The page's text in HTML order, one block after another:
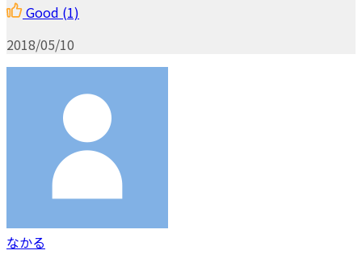
Good (1)
2018/05/10
なかる